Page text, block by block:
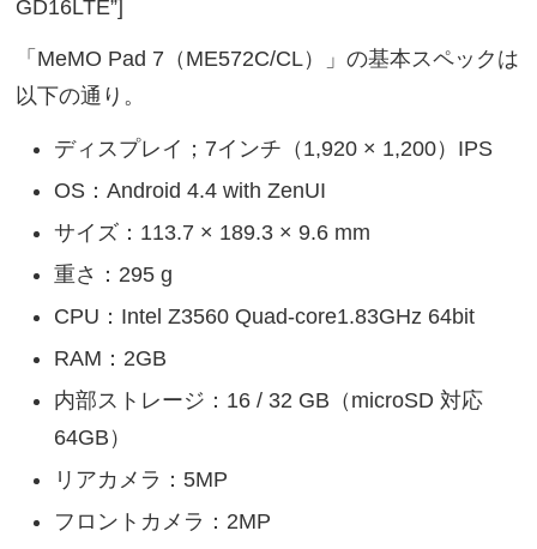
GD16LTE”]
「MeMO Pad 7（ME572C/CL）」の基本スペックは
以下の通り。
ディスプレイ；7インチ（1,920 × 1,200）IPS
OS：Android 4.4 with ZenUI
サイズ：113.7 × 189.3 × 9.6 mm
重さ：295 g
CPU：Intel Z3560 Quad-core1.83GHz 64bit
RAM：2GB
内部ストレージ：16 / 32 GB（microSD 対応
64GB）
リアカメラ：5MP
フロントカメラ：2MP